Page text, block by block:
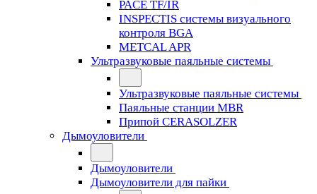
PACE TF/IR
INSPECTIS системы визуального
контроля BGA
METCAL APR
Ультразвуковые паяльные системы
Ультразвуковые паяльные системы
Паяльные станции MBR
Припой CERASOLZER
Дымоуловители
Дымоуловители
Дымоуловители для пайки